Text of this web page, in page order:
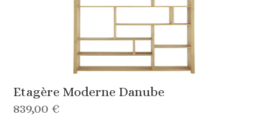
Etagère Moderne Danube
839,00 €